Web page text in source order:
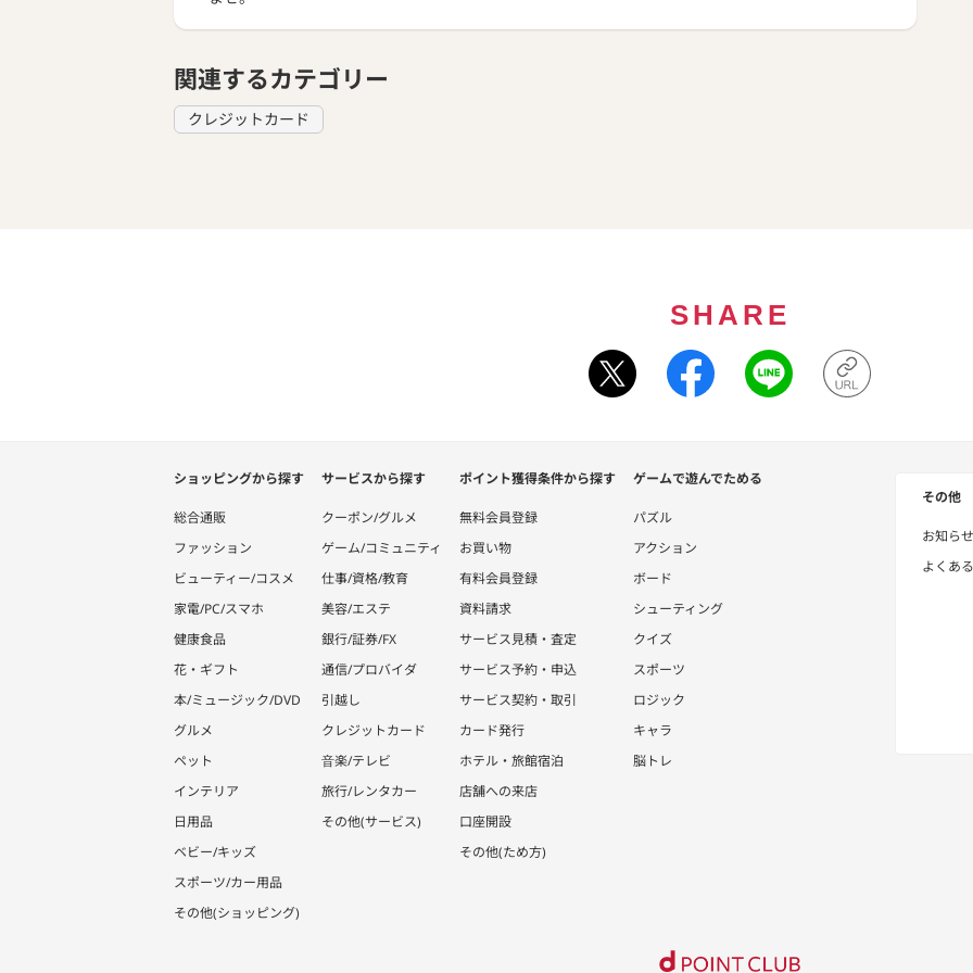
関連するカテゴリー
クレジットカード
SHARE
ショッピングから探す
総合通販
ファッション
ビューティー/コスメ
家電/PC/スマホ
健康食品
花・ギフト
本/ミュージック/DVD
グルメ
ペット
インテリア
日用品
ベビー/キッズ
スポーツ/カー用品
その他(ショッピング)
サービスから探す
クーポン/グルメ
ゲーム/コミュニティ
仕事/資格/教育
美容/エステ
銀行/証券/FX
通信/プロバイダ
引越し
クレジットカード
音楽/テレビ
旅行/レンタカー
その他(サービス)
ポイント獲得条件から探す
無料会員登録
お買い物
有料会員登録
資料請求
サービス見積・査定
サービス予約・申込
サービス契約・取引
カード発行
ホテル・旅館宿泊
店舗への来店
口座開設
その他(ため方)
ゲームで遊んでためる
パズル
アクション
ボード
シューティング
クイズ
スポーツ
ロジック
キャラ
脳トレ
その他
お知らせ
よくあ